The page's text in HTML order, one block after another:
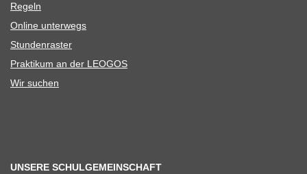
Regeln
Online unter­wegs
Stun­den­ras­ter
Prak­ti­kum an der LEOGOS
Wir suchen
UNSERE SCHULGEMEINSCHAFT